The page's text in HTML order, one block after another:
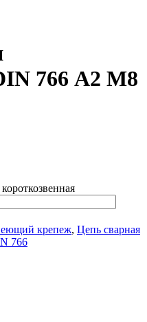
766 А2 М8
крепеж, Цепь сварная
766